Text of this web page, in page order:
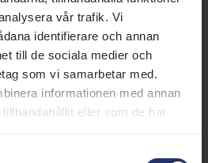
vår trafik. Vi
identifierare och annan
till de sociala medier och
som vi samarbetar med.
informationen med annan
eller som de har
Stockholm Cup
Välkommen till årets stora